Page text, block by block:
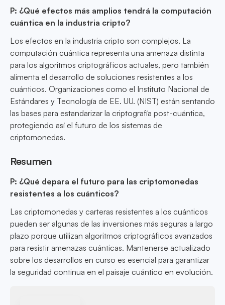
P: ¿Qué efectos más amplios tendrá la computación
cuántica en la industria cripto?
Los efectos en la industria cripto son complejos. La
computación cuántica representa una amenaza distinta
para los algoritmos criptográficos actuales, pero también
alimenta el desarrollo de soluciones resistentes a los
cuánticos. Organizaciones como el Instituto Nacional de
Estándares y Tecnología de EE. UU. (NIST) están sentando
las bases para estandarizar la criptografía post-cuántica,
protegiendo así el futuro de los sistemas de
criptomonedas.
Resumen
P: ¿Qué depara el futuro para las criptomonedas
resistentes a los cuánticos?
Las criptomonedas y carteras resistentes a los cuánticos
pueden ser algunas de las inversiones más seguras a largo
plazo porque utilizan algoritmos criptográficos avanzados
para resistir amenazas cuánticas. Mantenerse actualizado
sobre los desarrollos en curso es esencial para garantizar
la seguridad continua en el paisaje cuántico en evolución.